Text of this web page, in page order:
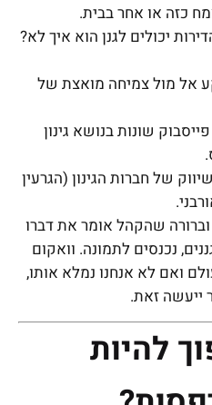
כזה או אחר בבית.
יכולים לגנן הוא איך לא?
אל מול צמיחה מואצת של
פייסבוק שונות בנושא גינון
של חברות הגינון (הגרעין
שהקהל אומר את דברו
נכנסים לתמונה. וואקום
ואם לא אנחנו נמלא אותו,
ייעשה זאת.
להיות